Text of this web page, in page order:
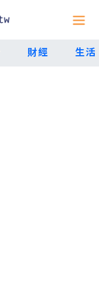
財經 生活